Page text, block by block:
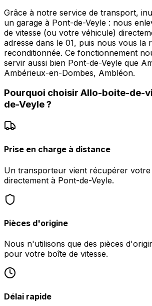
Grâce à notre service de transport,
un garage à Pont-de-Veyle : nous
de vitesse (ou votre véhicule)
adresse dans le 01, puis nous vous la
reconditionnée. Ce fonctionnement
servir aussi bien Pont-de-Veyle que
Ambérieux-en-Dombes, Ambléon.
Pourquoi choisir Allo-boite-de-
de-Veyle?
Prise en charge à distance
Un transporteur vient récupérer votre
directement à Pont-de-Veyle.
Pièces d'origine
Nous n'utilisons que des pièces
pour votre boîte de vitesse.
Délai rapide